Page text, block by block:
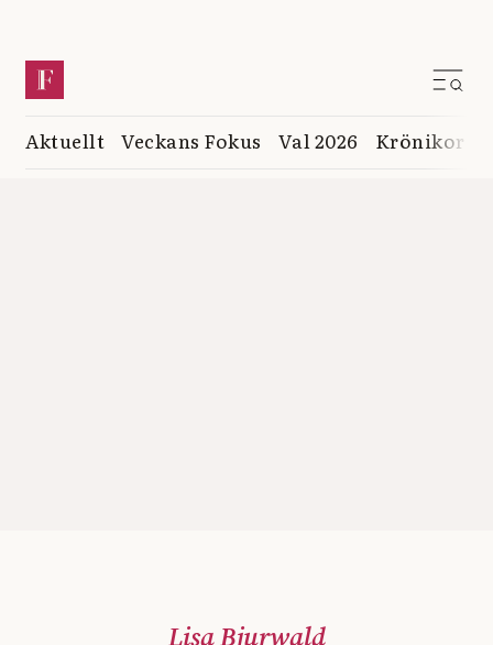
Aktuellt Veckans Fokus Val 2026 Krönikor
Lisa Bjurwald